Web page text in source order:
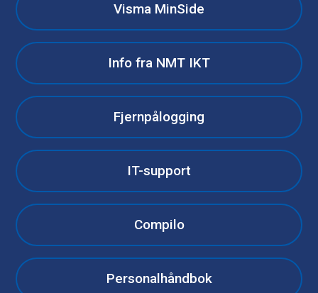
Visma MinSide
Info fra NMT IKT
Fjernpålogging
IT-support
Compilo
Personalhåndbok